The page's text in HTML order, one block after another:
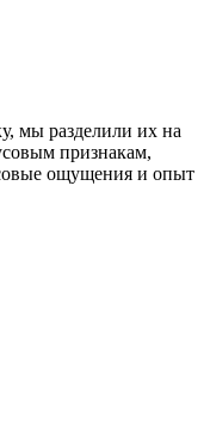
мы разделили их на
признакам,
ощущения и опыт